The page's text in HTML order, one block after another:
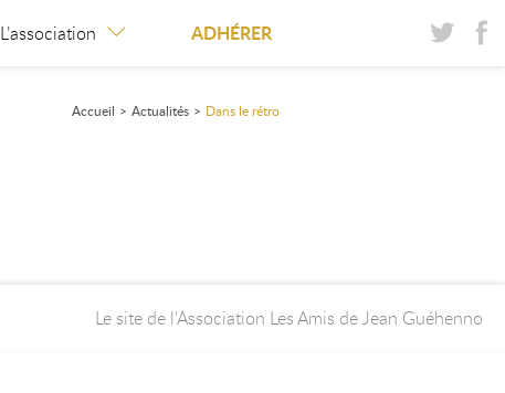
L’association ADHÉRER
Accueil > Actualités > Dans le rétro
Le site de l'Association Les Amis de Jean Guéhenno